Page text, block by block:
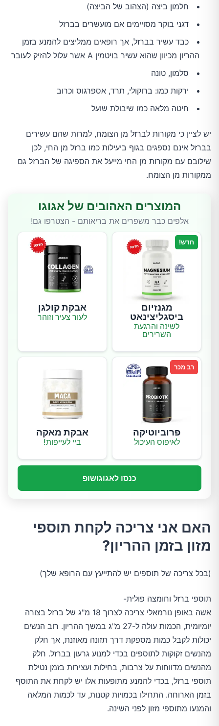
חלמון ביצה (הצהוב של הביצה)
דגני בוקר מסויימים אם מועשרים בברזל
כבד עשיר בברזל, אך רופאים ממליצים להמנע בזמן
ההריון מכיוון שהוא עשיר בויטמין A אשר עלול להזיק לעובר
סלמון, טונה
ירקות כמו: ברוקולי, תרד, אספרגוס וכרוב
חיטה מלאה כמו שיבולת שועל
יש לציין כי מקורות לברזל מן הצומח, למרות שהם עשירים
בברזל אינם נספגים בגוף ביעילות כמו ברזל מן החי, לכן
שילובם עם מקורות מן החי מייעל את הספיגה של הברזל גם
ממקורות מן הצומח.
המוצרים האהובים של אגוגו
אלפים כבר משפרים את בריאותם - הצטרפו גם!
חדש!
מגנזיום
ביסגליצינאט
לשינה והרגעת
השרירים
אבקת קולגן
לעור צעיר וזוהר
רב מכר
פרוביוטיקה
לאיפוס העיכול
אבקת מאקה
ביי לעייפות!
כנסו לאגוגושופ
האם אני צריכה לקחת תוספי
מזון בזמן ההריון?
(בכל צריכה של תוספים יש להתייעץ עם הרופא שלך)
תוספי ברזל וחומצה פולית-
אשה באופן נורמאלי צריכה לצרוך 18 מ"ג של ברזל בצורה
יומיומית, הכמות עולה ל-27 מ"ג במשך ההריון. רוב הנשים
יכולות לקבל כמות מספקת דרך תזונה מאוזנת, אך חלק
מהנשים זקוקות לתוספים בכדי למנוע גרעון בברזל. חלק
מהנשים מדווחות על צרבות, בחילות ועצירות בזמן נטילת
תוספי ברזל, בכדי להמנע מתופעות אלו יש לקחת את התוסף
בזמן הארוחה. התחילו בכמויות קטנות, עד לכמות המלאה
והמנעו מתוספי מזון לפני השינה.